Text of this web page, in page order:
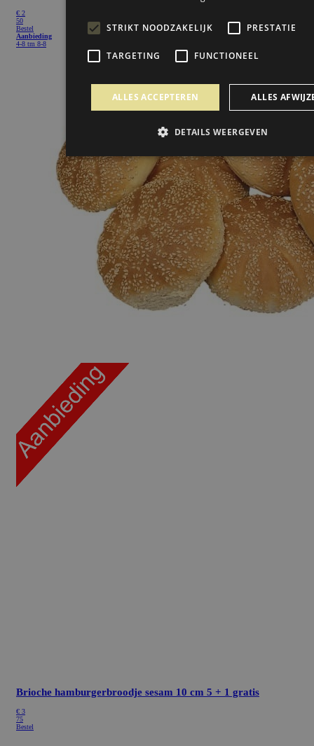
€ 2
50
Bestel
Aanbieding
4-8 tm 8-8
Brioche hamburgerbroodje sesam 10 cm 5 + 1 gratis
€ 3
75
Bestel